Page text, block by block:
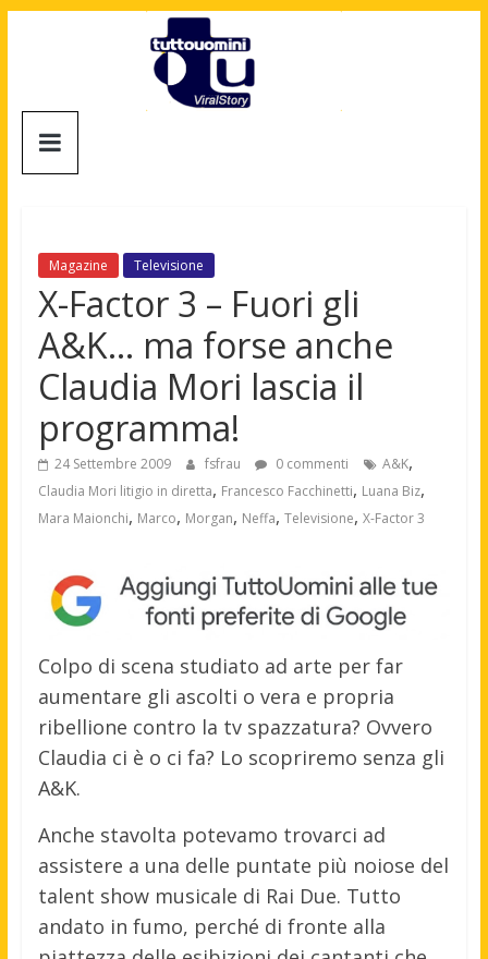
Tuttouomini
Motori,
gay
news
moda
maschile
Magazine Televisione
X-Factor 3 – Fuori gli
A&K… ma forse anche
Claudia Mori lascia il
programma!
24 Settembre 2009 fsfrau 0 commenti A&K,
Claudia Mori litigio in diretta, Francesco Facchinetti, Luana Biz,
Mara Maionchi, Marco, Morgan, Neffa, Televisione, X-Factor 3
Colpo di scena studiato ad arte per far
aumentare gli ascolti o vera e propria
ribellione contro la tv spazzatura? Ovvero
Claudia ci è o ci fa? Lo scopriremo senza gli
A&K.
Anche stavolta potevamo trovarci ad
assistere a una delle puntate più noiose del
talent show musicale di Rai Due. Tutto
andato in fumo, perché di fronte alla